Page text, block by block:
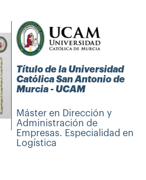
Título de la Universidad
Católica San Antonio de
Murcia - UCAM
Máster en Dirección y
Administración de
Empresas. Especialidad en
Logística